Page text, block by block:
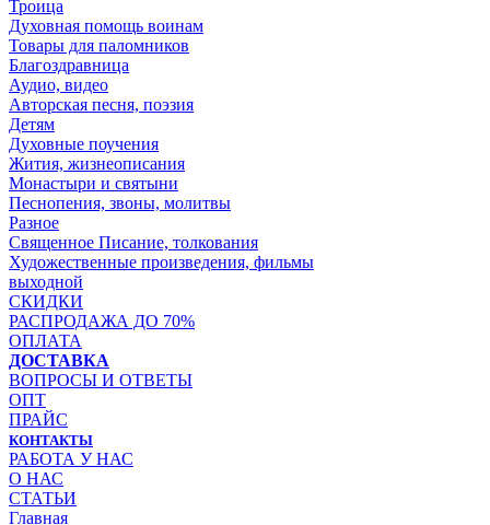
Троица
Духовная помощь воинам
Товары для паломников
Благоздравница
Аудио, видео
Авторская песня, поэзия
Детям
Духовные поучения
Жития, жизнеописания
Монастыри и святыни
Песнопения, звоны, молитвы
Разное
Священное Писание, толкования
Художественные произведения, фильмы
выходной
СКИДКИ
РАСПРОДАЖА ДО 70%
ОПЛАТА
ДОСТАВКА
ВОПРОСЫ И ОТВЕТЫ
ОПТ
ПРАЙС
КОНТАКТЫ
РАБОТА У НАС
О НАС
СТАТЬИ
Главная